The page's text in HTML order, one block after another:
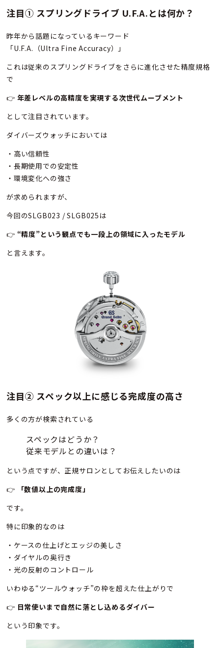
注目① スプリングドライブ U.F.A.とは何か？
昨年から話題になっているキーワード
「U.F.A.（Ultra Fine Accuracy）」
これは従来のスプリングドライブをさらに進化させた精度規格
で
👉 年差レベルの高精度を実現する次世代ムーブメント
として注目されています。
ダイバーズウォッチにおいては
・高い信頼性
・長期使用での安定性
・環境変化への強さ
が求められますが、
今回のSLGB023 / SLGB025は
👉 “精度”という観点でも一段上の領域に入ったモデル
と言えます。
注目② スペック以上に感じる完成度の高さ
多くの方が検索されている
スペックはどうか？
従来モデルとの違いは？
という点ですが、正規サロンとしてお伝えしたいのは
👉
「数値以上の完成度」
です。
特に印象的なのは
・ケースの仕上げとエッジの美しさ
・ダイヤルの奥行き
・光の反射のコントロール
いわゆる“ツールウォッチ”の枠を超えた仕上がりで
👉 日常使いまで自然に落とし込めるダイバー
という印象です。